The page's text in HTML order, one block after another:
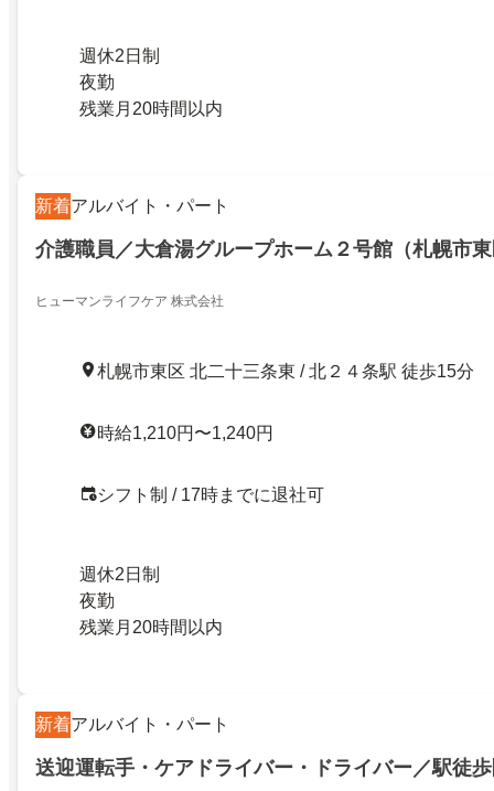
週休2日制
夜勤
残業月20時間以内
新着アルバイト・パート
介護職員／大倉湯グループホーム２号館（札幌市
ヒューマンライフケア 株式会社
札幌市東区 北二十三条東 / 北２４条駅 徒歩15分
時給1,210円〜1,240円
シフト制 / 17時までに退社可
週休2日制
夜勤
残業月20時間以内
新着アルバイト・パート
送迎運転手・ケアドライバー・ドライバー／駅徒